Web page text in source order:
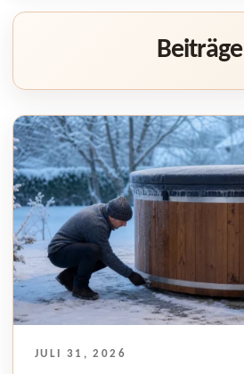
Beiträge
VERÖFFENTLICHT
JULI 31, 2026